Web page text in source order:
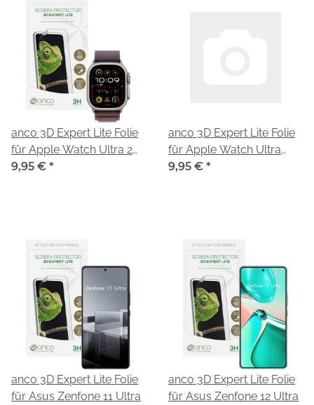
anco 3D Expert Lite Folie
für Apple Watch Ultra 2
49mm
9,95 € *
anco 3D Expert Lite Folie
für Apple Watch Ultra
49mm
9,95 € *
anco 3D Expert Lite Folie
für Asus Zenfone 11 Ultra
anco 3D Expert Lite Folie
für Asus Zenfone 12 Ultra